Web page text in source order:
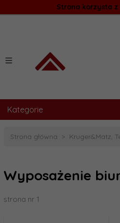
Strona korzysta z
Kategorie
Strona główna Kruger&Matz,
Wyposażenie
strona nr 1